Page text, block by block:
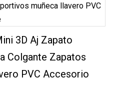
3D Aj Zapato
Colgante Zapatos
PVC Accesorio